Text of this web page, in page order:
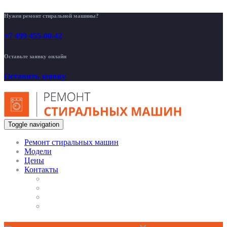
Нужен ремонт стиральной машины?
+7 499 455-00-42
Оставьте заявку онлайн
Оставить заявку
Toggle navigation
Ремонт стиральных машин
Модели
Цены
Контакты